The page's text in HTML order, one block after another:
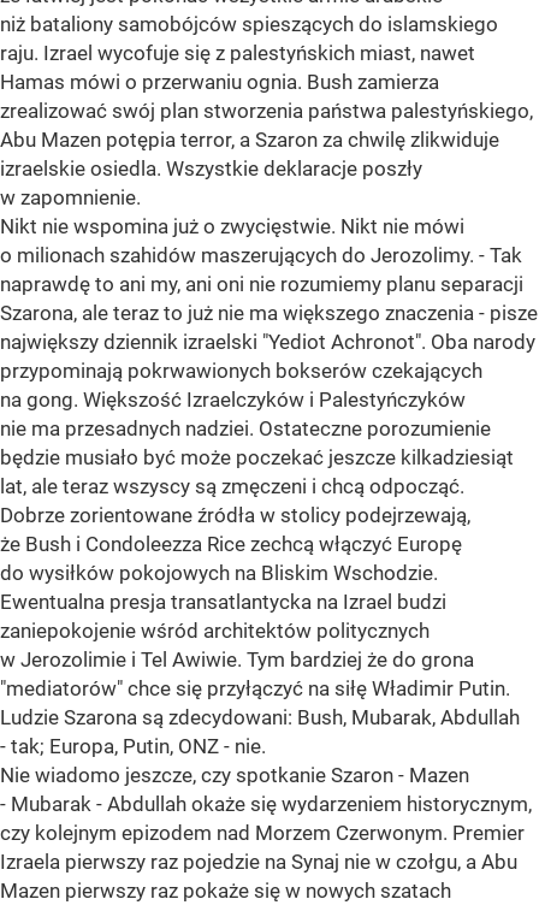
niż bataliony samobójców spieszących do islamskiego
raju. Izrael wycofuje się z palestyńskich miast, nawet
Hamas mówi o przerwaniu ognia. Bush zamierza
zrealizować swój plan stworzenia państwa palestyńskiego,
Abu Mazen potępia terror, a Szaron za chwilę zlikwiduje
izraelskie osiedla. Wszystkie deklaracje poszły
w zapomnienie.
Nikt nie wspomina już o zwycięstwie. Nikt nie mówi
o milionach szahidów maszerujących do Jerozolimy. - Tak
naprawdę to ani my, ani oni nie rozumiemy planu separacji
Szarona, ale teraz to już nie ma większego znaczenia - pisze
największy dziennik izraelski "Yediot Achronot". Oba narody
przypominają pokrwawionych bokserów czekających
na gong. Większość Izraelczyków i Palestyńczyków
nie ma przesadnych nadziei. Ostateczne porozumienie
będzie musiało być może poczekać jeszcze kilkadziesiąt
lat, ale teraz wszyscy są zmęczeni i chcą odpocząć.
Dobrze zorientowane źródła w stolicy podejrzewają,
że Bush i Condoleezza Rice zechcą włączyć Europę
do wysiłków pokojowych na Bliskim Wschodzie.
Ewentualna presja transatlantycka na Izrael budzi
zaniepokojenie wśród architektów politycznych
w Jerozolimie i Tel Awiwie. Tym bardziej że do grona
"mediatorów" chce się przyłączyć na siłę Władimir Putin.
Ludzie Szarona są zdecydowani: Bush, Mubarak, Abdullah
- tak; Europa, Putin, ONZ - nie.
Nie wiadomo jeszcze, czy spotkanie Szaron - Mazen
- Mubarak - Abdullah okaże się wydarzeniem historycznym,
czy kolejnym epizodem nad Morzem Czerwonym. Premier
Izraela pierwszy raz pojedzie na Synaj nie w czołgu, a Abu
Mazen pierwszy raz pokaże się w nowych szatach